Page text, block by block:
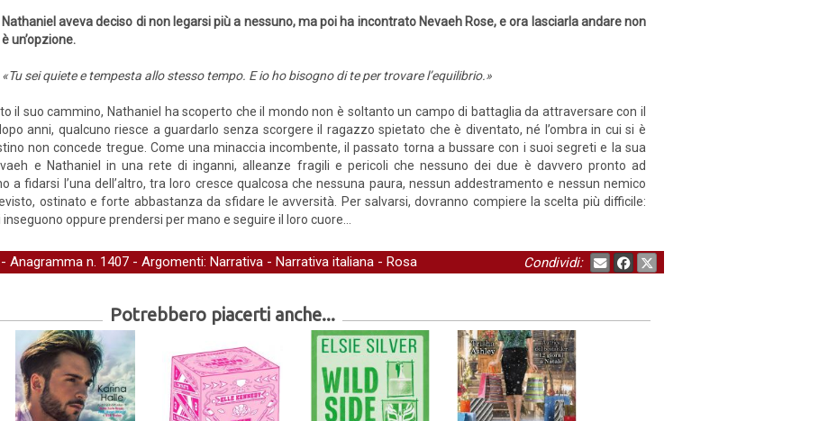
Nathaniel aveva deciso di non legarsi più a nessuno, ma poi ha incontrato Nevaeh Rose, e ora lasciarla andare non
è un’opzione.
«Tu sei quiete e tempesta allo stesso tempo. E io ho bisogno di te per trovare l’equilibrio.»
il suo cammino, Nathaniel ha scoperto che il mondo non è soltanto un campo di battaglia da attraversare con il
anni, qualcuno riesce a guardarlo senza scorgere il ragazzo spietato che è diventato, né l’ombra in cui si è
non concede tregue. Come una minaccia incombente, il passato torna a bussare con i suoi segreti e la sua
e Nathaniel in una rete di inganni, alleanze fragili e pericoli che nessuno dei due è davvero pronto ad
a fidarsi l’una dell’altro, tra loro cresce qualcosa che nessuna paura, nessun addestramento e nessun nemico
ostinato e forte abbastanza da sfidare le avversità. Per salvarsi, dovranno compiere la scelta più difficile:
oppure prendersi per mano e seguire il loro cuore…
Anagramma n. 1407 - Argomenti: Narrativa - Narrativa italiana - Rosa Condividi:
Potrebbero piacerti anche...